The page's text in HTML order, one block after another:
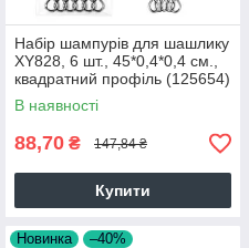
Набір шампурів для шашлику
XY828, 6 шт., 45*0,4*0,4 см.,
квадратний профіль (125654)
В наявності
88,70 ₴ 147,84 ₴
Купити
Новинка –40%